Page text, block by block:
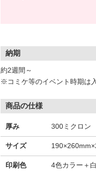
納期
約2週間～
※コミケ等のイベント時期は
商品の仕様
厚み 300ミクロン
サイズ
印刷色 4色カラー＋